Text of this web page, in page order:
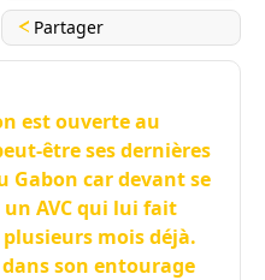
Partager
est ouverte au
être ses dernières
Gabon car devant se
AVC qui lui fait
mois déjà.
son entourage